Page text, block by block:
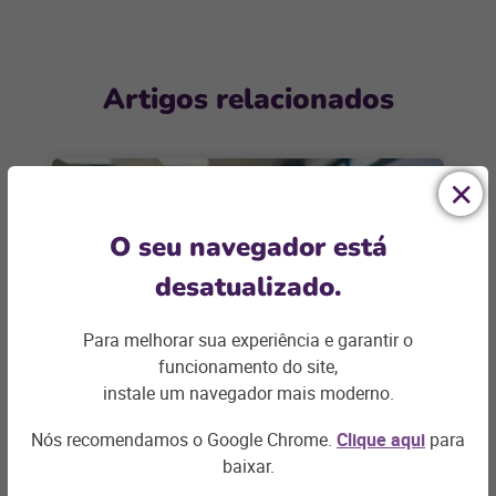
Artigos relacionados
BARES E RESTAURANTES
Primeiros passos para abrir um
restaurante de sucesso
O seu navegador está
desatualizado.
Para melhorar sua experiência e garantir o
funcionamento do site,
instale um navegador mais moderno.
Nós recomendamos o Google Chrome. Clique aqui para
baixar.